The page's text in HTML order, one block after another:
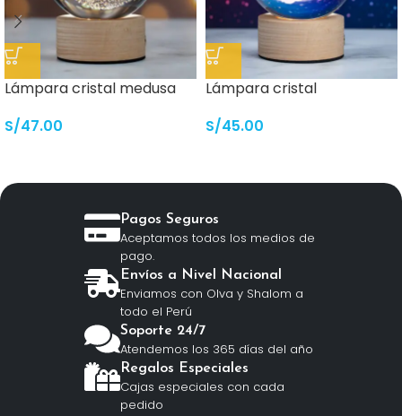
Lámpara cristal medusa
S/47.00
Lámpara cristal
S/45.00
Pagos Seguros
Aceptamos todos los medios de
pago.
Envíos a Nivel Nacional
Enviamos con Olva y Shalom a
todo el Perú
Soporte 24/7
Atendemos los 365 días del año
Regalos Especiales
Cajas especiales con cada
pedido